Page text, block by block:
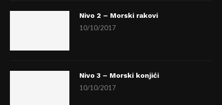
Nivo 2 – Morski rakovi
10/10/2017
Nivo 3 – Morski konjići
10/10/2017